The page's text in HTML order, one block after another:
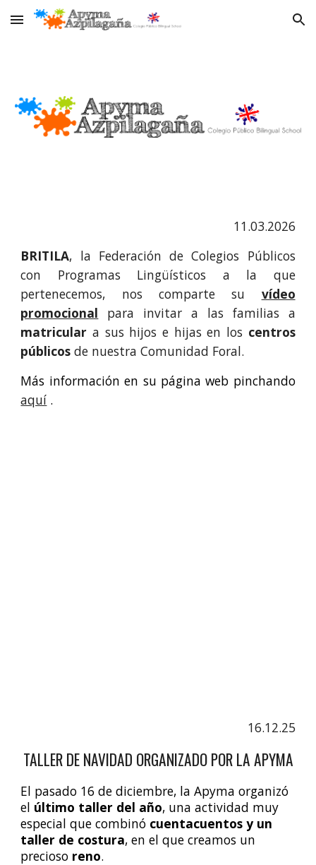
Skip to main content Skip to navigation
11.03.2026
BRITILA, la Federación de Colegios Públicos
con Programas Lingüísticos a la que
pertenecemos, nos comparte su vídeo
promocional
para invitar a las familias a
matricular a sus hijos e hijas en los centros
públicosde nuestra Comunidad Foral.
Más información en su página web pinchando
aquí .
16.12.25
TALLER DE NAVIDAD ORGANIZADO POR LA APYMA
El pasado 16 de diciembre, laApyma organizó
el último taller del año, una actividad muy
especial que combinó cuentacuentos y un
taller de costura, en el que creamos un
precioso reno.